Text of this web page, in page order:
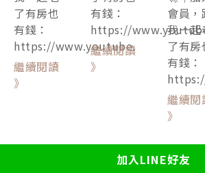
了有房也
有錢：
https://www.youtube.
繼續閱讀
》
有錢：
https://
繼續閱讀
》
會員，
我一起
了有房
有錢：
繼續閱
》
加入LINE好友